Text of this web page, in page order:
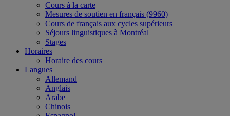
Cours à la carte
Mesures de soutien en français (9960)
Cours de français aux cycles supérieurs
Séjours linguistiques à Montréal
Stages
Horaires
Horaire des cours
Langues
Allemand
Anglais
Arabe
Chinois